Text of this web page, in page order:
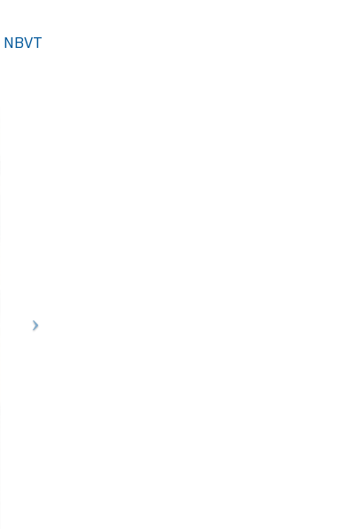
NBVT